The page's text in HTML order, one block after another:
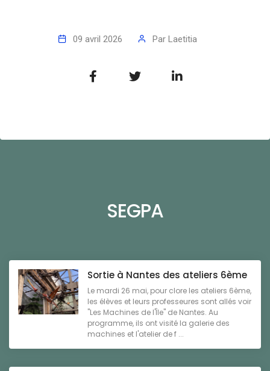
09 avril 2026 Par Laetitia
SEGPA
Sortie à Nantes des ateliers 6ème
Le mardi 26 mai, pour clore les ateliers 6ème,
les élèves et leurs professeures sont allés voir
"Les Machines de l'Île" de Nantes. Au
programme, ils ont visité la galerie des
machines et l'atelier de f ...